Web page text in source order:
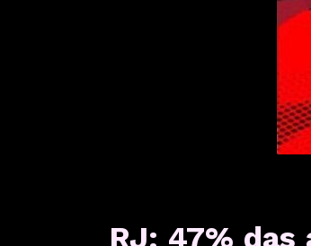
RJ: 47%